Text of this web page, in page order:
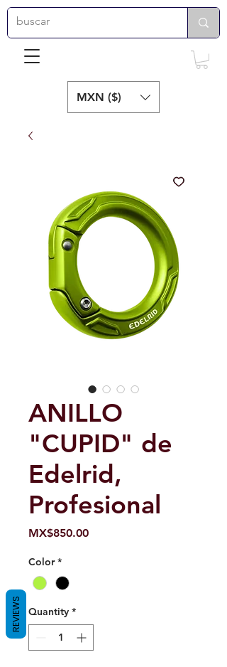
MXN ($)
ANILLO
"CUPID" de
Edelrid,
Profesional
MX$850.00Price
Color *
Quantity *
REVIEWS